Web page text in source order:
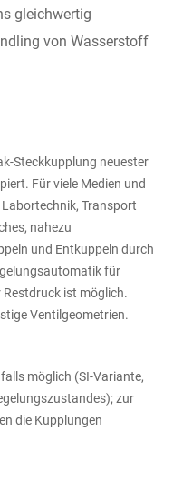
gleichwertig
von Wasserstoff
Steckkupplung neuester
Für viele Medien und
Transport
nahezu
und Entkuppeln durch
für
ist möglich.
Ventilgeometrien.
möglich (SI-Variante,
zur
die Kupplungen